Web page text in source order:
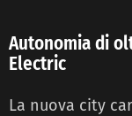
Autonomia di
Electric
La nuova city